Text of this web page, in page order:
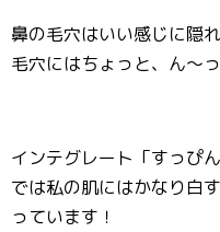
鼻の毛穴はいい感じに隠
毛穴にはちょっと、ん～
インテグレート「すっぴ
では私の肌にはかなり白
っています！